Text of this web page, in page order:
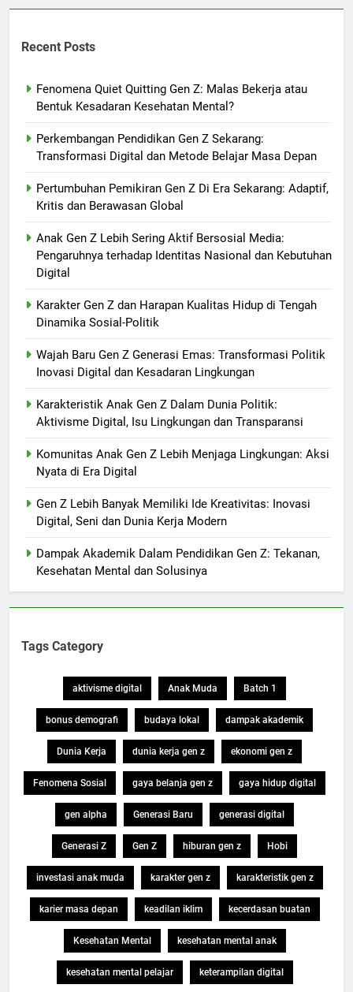
Recent Posts
Fenomena Quiet Quitting Gen Z: Malas Bekerja atau
Bentuk Kesadaran Kesehatan Mental?
Perkembangan Pendidikan Gen Z Sekarang:
Transformasi Digital dan Metode Belajar Masa Depan
Pertumbuhan Pemikiran Gen Z Di Era Sekarang: Adaptif,
Kritis dan Berawasan Global
Anak Gen Z Lebih Sering Aktif Bersosial Media:
Pengaruhnya terhadap Identitas Nasional dan Kebutuhan
Digital
Karakter Gen Z dan Harapan Kualitas Hidup di Tengah
Dinamika Sosial-Politik
Wajah Baru Gen Z Generasi Emas: Transformasi Politik
Inovasi Digital dan Kesadaran Lingkungan
Karakteristik Anak Gen Z Dalam Dunia Politik:
Aktivisme Digital, Isu Lingkungan dan Transparansi
Komunitas Anak Gen Z Lebih Menjaga Lingkungan: Aksi
Nyata di Era Digital
Gen Z Lebih Banyak Memiliki Ide Kreativitas: Inovasi
Digital, Seni dan Dunia Kerja Modern
Dampak Akademik Dalam Pendidikan Gen Z: Tekanan,
Kesehatan Mental dan Solusinya
Tags Category
aktivisme digital Anak Muda Batch 1
bonus demografi budaya lokal dampak akademik
Dunia Kerja dunia kerja gen z ekonomi gen z
Fenomena Sosial gaya belanja gen z gaya hidup digital
gen alpha Generasi Baru generasi digital
Generasi Z Gen Z hiburan gen z Hobi
investasi anak muda karakter gen z karakteristik gen z
karier masa depan keadilan iklim kecerdasan buatan
Kesehatan Mental kesehatan mental anak
kesehatan mental pelajar keterampilan digital